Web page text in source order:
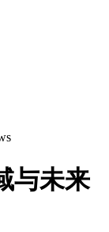
与未来